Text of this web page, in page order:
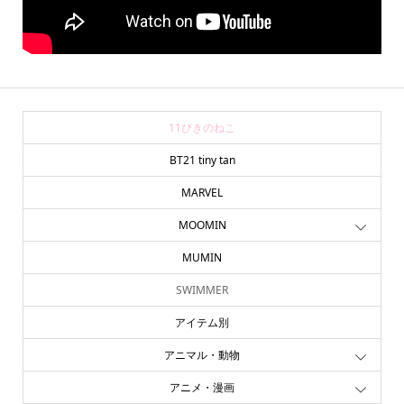
11ぴきのねこ
BT21 tiny tan
MARVEL
MOOMIN
MUMIN
SWIMMER
アイテム別
アニマル・動物
アニメ・漫画
company info contact us share me!